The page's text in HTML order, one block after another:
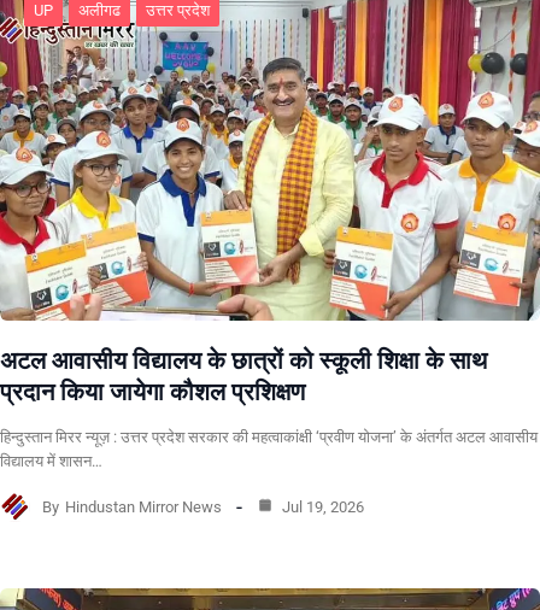
UP अलीगढ उत्तर प्रदेश
अटल आवासीय विद्यालय के छात्रों को स्कूली शिक्षा के साथ
प्रदान किया जायेगा कौशल प्रशिक्षण
हिन्दुस्तान मिरर न्यूज़ : उत्तर प्रदेश सरकार की महत्वाकांक्षी ‘प्रवीण योजना’ के अंतर्गत अटल आवासीय
विद्यालय में शासन…
By Hindustan Mirror News Jul 19, 2026